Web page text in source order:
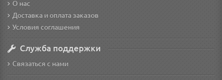
О нас
Доставка и оплата заказов
Условия соглашения
Служба поддержки
Связаться с нами